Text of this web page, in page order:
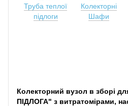
Труба теплої
підлоги
Колекторні
Шафи
Колекторний вузол в зборі
ПІДЛОГА" з витратомірами,